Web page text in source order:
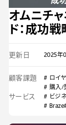
オムニチ
ド：成功
更新日 2025年
顧客課題 # ロイ
# 購入/
サービス # ビジ
# Braze